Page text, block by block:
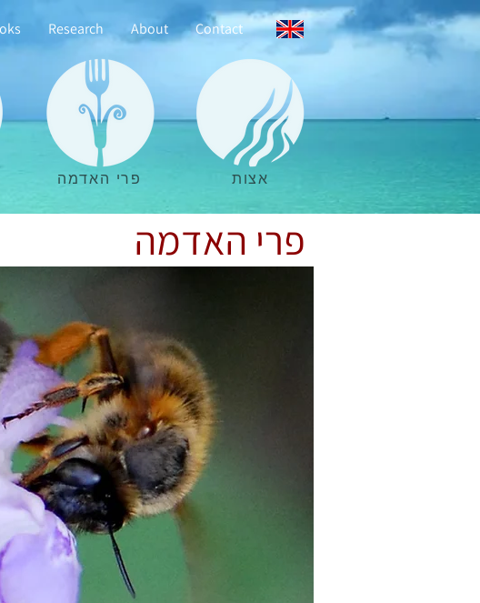
פרי האדמה
Research About Contact
פרי האדמה אצות